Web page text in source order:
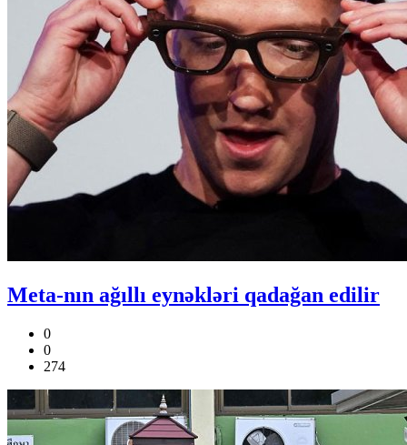
Meta-nın ağıllı eynəkləri qadağan edilir
0
0
274